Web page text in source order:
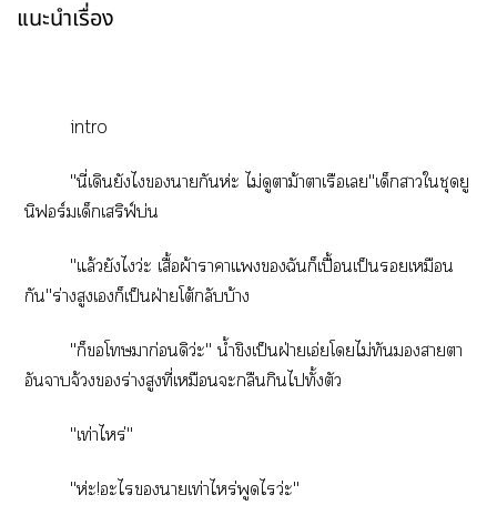
แนะนำเรื่อง
intro
"นี่เดินยังไากันห่ะ ไม่ดูตาม้าาเรือเ"เด็กาใชุดยู
นิฟอร์มเด็กเริฟ์บ่น
"แล้วยังไว่ะ เสื้อผ้าาาแฉันก็เปื้อนเป็นเหมือน
กัน"ร่างสูงเก็เป็นฝ่ายโต้กลับบ้าง
"ก็โมาก่อนดิว่ะ" น้ำขิงเป็นฝ่ายเอ่ยโไม่ทันาา
อันจาบจ้วงร่างสูงที่เหมือนะกลืนกินไทั้งตัว
"เท่าไหร่"
"ห่ะ!ะไาเท่าไหร่พูดไว่ะ"